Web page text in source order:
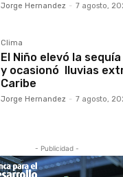
Jorge Hernandez - 7 agosto,
Clima
El Niño elevó la
y ocasionó lluvias
Caribe
Jorge Hernandez - 7 agosto,
- Publicidad -